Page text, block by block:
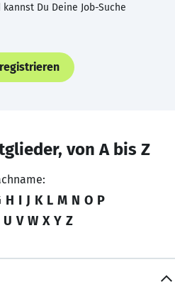
Du Deine Job-Suche
von A bis Z
H I J K L M N O P
U V W X Y Z